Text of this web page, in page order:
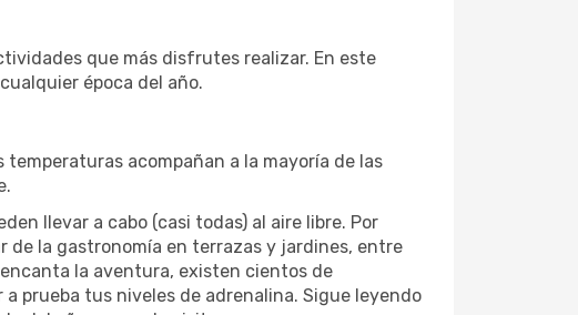
que más disfrutes realizar. En este
época del año.
acompañan a la mayoría de las
llevar a cabo (casi todas) al aire libre. Por
la gastronomía en terrazas y jardines, entre
la aventura, existen cientos de
prueba tus niveles de adrenalina. Sigue leyendo